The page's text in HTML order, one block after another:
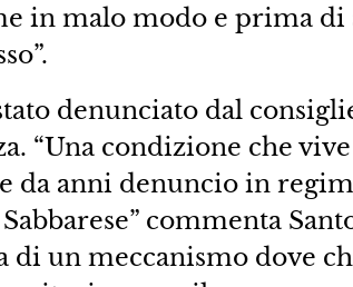
in malo modo e prima
denunciato dal
“Una condizione che
da anni denuncio in
commenta
di un meccanismo dove